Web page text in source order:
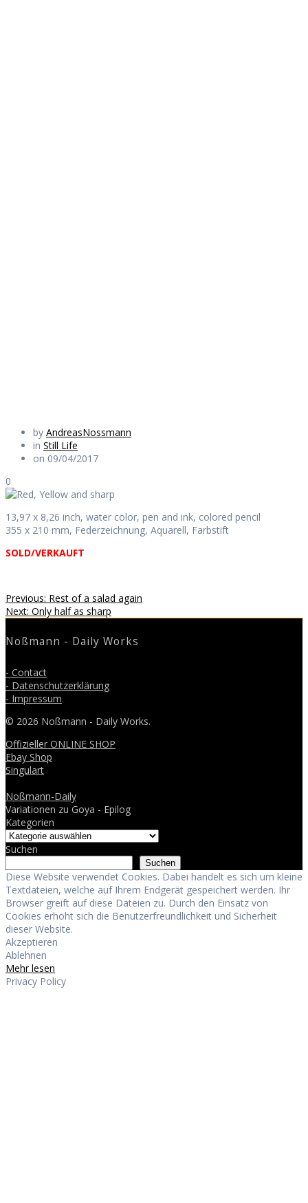
by AndreasNossmann
in Still Life
on 09/04/2017
0
13,97 x 8,26 inch, water color, pen and ink, colored pencil
355 x 210 mm, Federzeichnung, Aquarell, Farbstift
SOLD/VERKAUFT
Beitragsnavigation
Previous: Previous
post:
Rest of a salad again
Next: Next
Only half as sharp
Noßmann - Daily Works
- Contact
- Datenschutzerklärung
- Impressum
© 2026 Noßmann - Daily Works.
Offizieller ONLINE SHOP
Ebay Shop
Singulart
Noßmann-Daily
Variationen zu Goya - Epilog
Kategorien
Suchen
Suchen
Diese Website verwendet Cookies. Dabei handelt es sich um kleine
Textdateien, welche auf Ihrem Endgerät gespeichert werden. Ihr
Browser greift auf diese Dateien zu. Durch den Einsatz von
Cookies erhöht sich die Benutzerfreundlichkeit und Sicherheit
dieser Website.
Akzeptieren
Ablehnen
Mehr lesen
Privacy Policy